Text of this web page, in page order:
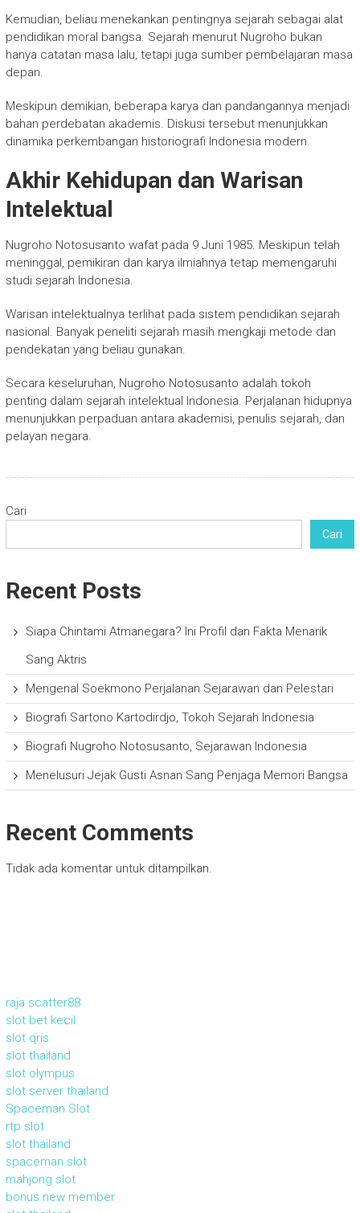
Kemudian, beliau menekankan pentingnya sejarah sebagai alat
pendidikan moral bangsa. Sejarah menurut Nugroho bukan
hanya catatan masa lalu, tetapi juga sumber pembelajaran masa
depan.
Meskipun demikian, beberapa karya dan pandangannya menjadi
bahan perdebatan akademis. Diskusi tersebut menunjukkan
dinamika perkembangan historiografi Indonesia modern.
Akhir Kehidupan dan Warisan
Intelektual
Nugroho Notosusanto wafat pada 9 Juni 1985. Meskipun telah
meninggal, pemikiran dan karya ilmiahnya tetap memengaruhi
studi sejarah Indonesia.
Warisan intelektualnya terlihat pada sistem pendidikan sejarah
nasional. Banyak peneliti sejarah masih mengkaji metode dan
pendekatan yang beliau gunakan.
Secara keseluruhan, Nugroho Notosusanto adalah tokoh
penting dalam sejarah intelektual Indonesia. Perjalanan hidupnya
menunjukkan perpaduan antara akademisi, penulis sejarah, dan
pelayan negara.
Cari
Cari
Recent Posts
Siapa Chintami Atmanegara? Ini Profil dan Fakta Menarik
Sang Aktris
Mengenal Soekmono Perjalanan Sejarawan dan Pelestari
Biografi Sartono Kartodirdjo, Tokoh Sejarah Indonesia
Biografi Nugroho Notosusanto, Sejarawan Indonesia
Menelusuri Jejak Gusti Asnan Sang Penjaga Memori Bangsa
Recent Comments
Tidak ada komentar untuk ditampilkan.
raja scatter88
slot bet kecil
slot qris
slot thailand
slot olympus
slot server thailand
Spaceman Slot
rtp slot
slot thailand
spaceman slot
mahjong slot
bonus new member